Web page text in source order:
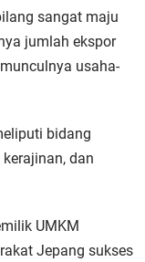
sangat maju
jumlah ekspor
usaha-
bidang
dan
UMKM
Jepang sukses